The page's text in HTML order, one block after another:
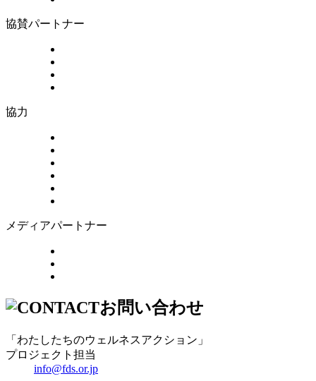
協賛パートナー
協力
メディアパートナー
お問い合わせ
「わたしたちのウェルネスアクション」
プロジェクト担当
info@fds.or.jp